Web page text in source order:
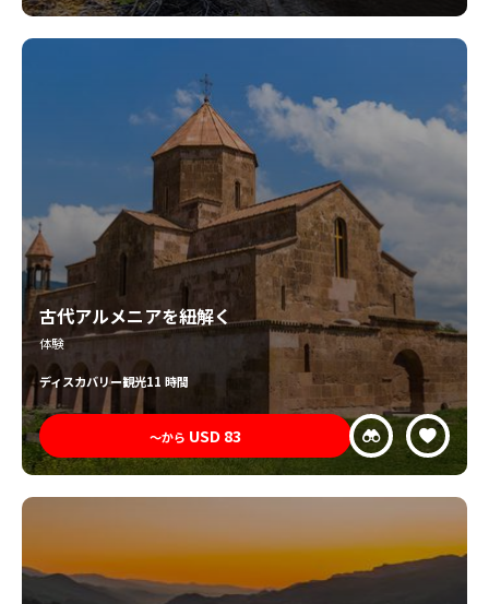
古代アルメニアを紐解く
体験
ディスカバリー観光11 時間
〜から USD83